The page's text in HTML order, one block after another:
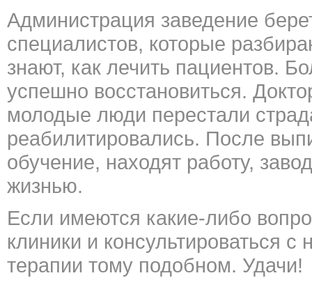
Администрация заведение
специалистов, которые
знают, как лечить пациентов.
успешно восстановиться.
молодые люди перестали
реабилитировались. После
обучение, находят работу,
жизнью.
Если имеются какие-либо
клиники и консультироваться
терапии тому подобном. Удачи!